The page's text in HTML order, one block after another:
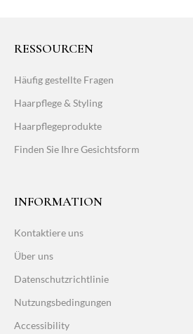
RESSOURCEN
Häufig gestellte Fragen
Haarpflege & Styling
Haarpflegeprodukte
Finden Sie Ihre Gesichtsform
INFORMATION
Kontaktiere uns
Über uns
Datenschutzrichtlinie
Nutzungsbedingungen
Accessibility